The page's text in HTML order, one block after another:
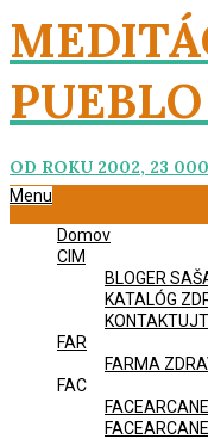
Skip
to
content
OD ROKU 2002, 23
Primary
Menu
Domov
CIM
BLOGER
KATALÓG
FAR
FARMA
FAC